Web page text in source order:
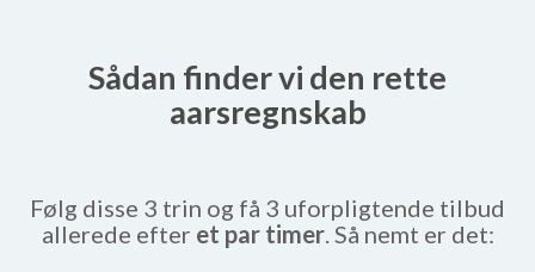
Sådan finder vi den rette
aarsregnskab
Følg disse 3 trin og få 3 uforpligtende tilbud
allerede efter et par timer. Så nemt er det: